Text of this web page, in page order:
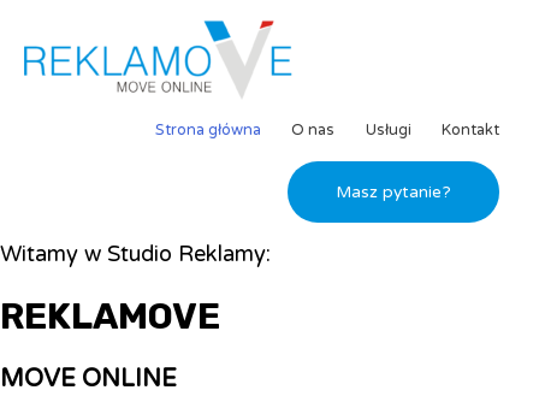
Strona główna O nas Usługi Kontakt
Masz pytanie?
Witamy w Studio Reklamy:
REKLAMOVE
MOVE ONLINE